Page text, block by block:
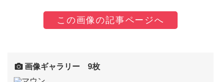
この画像の記事ページへ
画像ギャラリー 9枚